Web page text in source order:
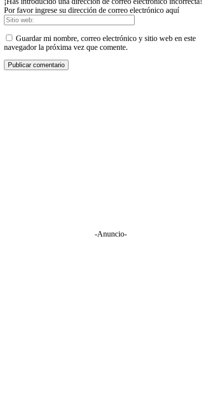
Por favor ingrese su dirección de correo electrónico aquí
Guardar mi nombre, correo electrónico y sitio web en este
navegador la próxima vez que comente.
-Anuncio-